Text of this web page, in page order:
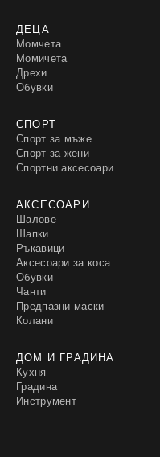
ДЕЦА
Момчета
Момичета
Дрехи
Обувки
СПОРТ
Спорт за мъже
Спорт за жени
Спортни аксесоари
АКСЕСОАРИ
Шалове
Шапки
Ръкавици
Аксесоари за коса
Обувки
Чанти
Предпазни маски
Колани
ДОМ И ГРАДИНА
Кухня
Градина
Инструмент